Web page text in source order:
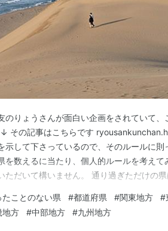
のりょうさんが面白い企画をされていて
その記事はこちらです
示して下さっているので、そのルールに
を数えるに当たり、個人的ルールを考え
ただいて構いません。 通り過ぎただけの
す。 その地に降りて何かしたというとこ
のあ…
たことのない県 #都道府県 #関東地方 #
地方 #中部地方 #九州地方